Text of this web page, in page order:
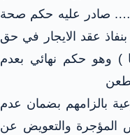
صادر عليه حكم صحة
عقد الايجار في حق
) وهو حكم نهائي بعدم
بالزامهم بضمان عدم
المؤجرة والتعويض عن